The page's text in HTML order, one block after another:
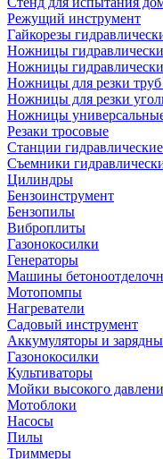
Режущий инструмент
Гайкорезы
Ножницы
Ножницы
Ножницы для резки труб
Ножницы для резки
Ножницы
Резаки тросовые
Станции
Съемники
Цилиндры
Бензоинструмент
Бензопилы
Виброплиты
Газонокосилки
Генераторы
Машины
Мотопомпы
Нагреватели
Садовый инструмент
Аккумуляторы и
Газонокосилки
Культиваторы
Мойки высокого
Мотоблоки
Насосы
Пилы
Триммеры